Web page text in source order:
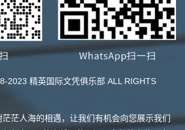
2023 精英国际文凭俱乐部 ALL RIGHTS
茫人海的相遇，让我们有机会向您展示我们